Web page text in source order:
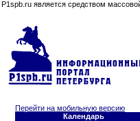
P1spb.ru является средством
Перейти на мобильную версию
Календарь